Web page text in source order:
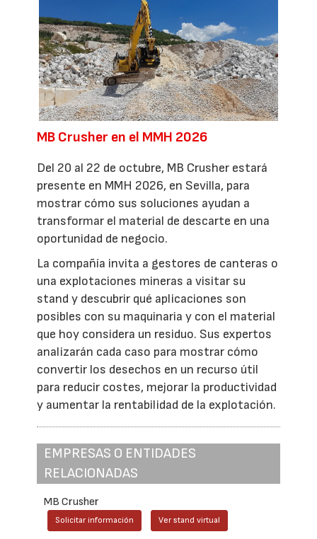
MB Crusher en el MMH 2026
Del 20 al 22 de octubre, MB Crusher estará
presente en MMH 2026, en Sevilla, para
mostrar cómo sus soluciones ayudan a
transformar el material de descarte en una
oportunidad de negocio.
La compañía invita a gestores de canteras o
una explotaciones mineras a visitar su
stand y descubrir qué aplicaciones son
posibles con su maquinaria y con el material
que hoy considera un residuo. Sus expertos
analizarán cada caso para mostrar cómo
convertir los desechos en un recurso útil
para reducir costes, mejorar la productividad
y aumentar la rentabilidad de la explotación.
EMPRESAS O ENTIDADES
RELACIONADAS
MB Crusher
Solicitar información Ver stand virtual